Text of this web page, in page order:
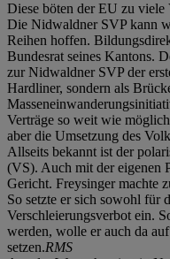
Diese böten der EU zu viele
Die Nidwaldner SVP kann
Reihen hoffen.
Bundesrat seines Kantons.
zur Nidwaldner SVP der
Hardliner, sondern als
Verträge so weit wie
aber die Umsetzung des
Allseits bekannt ist der
(VS). Auch mit der eigenen
Gericht. Freysinger machte
So setzte er sich sowohl für
Verschleierungsverbot ein.
werden, wolle er auch da
setzen.RMS